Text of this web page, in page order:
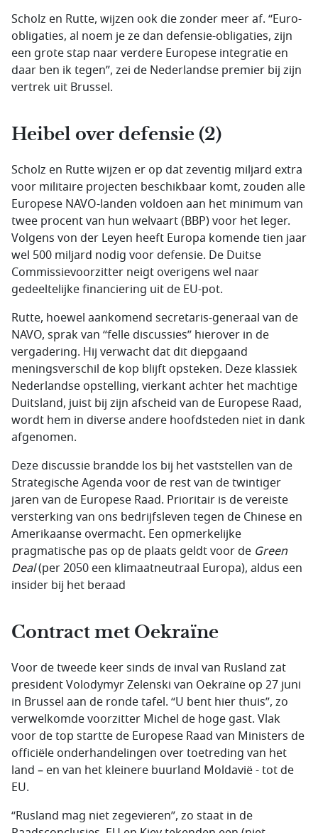
Scholz en Rutte, wijzen ook die zonder meer af. “Euro-
obligaties, al noem je ze dan defensie-obligaties, zijn
een grote stap naar verdere Europese integratie en
daar ben ik tegen”, zei de Nederlandse premier bij zijn
vertrek uit Brussel.
Heibel over defensie (2)
Scholz en Rutte wijzen er op dat zeventig miljard extra
voor militaire projecten beschikbaar komt, zouden alle
Europese NAVO-landen voldoen aan het minimum van
twee procent van hun welvaart (BBP) voor het leger.
Volgens von der Leyen heeft Europa komende tien jaar
wel 500 miljard nodig voor defensie. De Duitse
Commissievoorzitter neigt overigens wel naar
gedeeltelijke financiering uit de EU-pot.
Rutte, hoewel aankomend secretaris-generaal van de
NAVO, sprak van “felle discussies” hierover in de
vergadering. Hij verwacht dat dit diepgaand
meningsverschil de kop blijft opsteken. Deze klassiek
Nederlandse opstelling, vierkant achter het machtige
Duitsland, juist bij zijn afscheid van de Europese Raad,
wordt hem in diverse andere hoofdsteden niet in dank
afgenomen.
Deze discussie brandde los bij het vaststellen van de
Strategische Agenda voor de rest van de twintiger
jaren van de Europese Raad. Prioritair is de vereiste
versterking van ons bedrijfsleven tegen de Chinese en
Amerikaanse overmacht. Een opmerkelijke
pragmatische pas op de plaats geldt voor de Green
Deal(per 2050 een klimaatneutraal Europa), aldus een
insider bij het beraad
Contract met Oekraïne
Voor de tweede keer sinds de inval van Rusland zat
president Volodymyr Zelenski van Oekraïne op 27 juni
in Brussel aan de ronde tafel. “U bent hier thuis”, zo
verwelkomde voorzitter Michel de hoge gast. Vlak
voor de top startte de Europese Raad van Ministers de
officiële onderhandelingen over toetreding van het
land – en van het kleinere buurland Moldavië - tot de
EU.
“Rusland mag niet zegevieren”, zo staat in de